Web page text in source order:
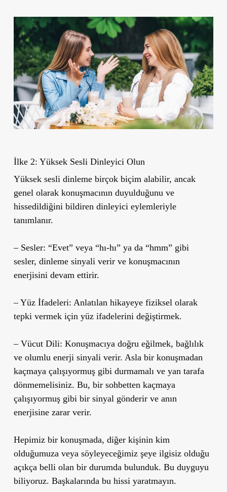
İlke 2: Yüksek Sesli Dinleyici Olun
Yüksek sesli dinleme birçok biçim alabilir, ancak
genel olarak konuşmacının duyulduğunu ve
hissedildiğini bildiren dinleyici eylemleriyle
tanımlanır.
– Sesler: “Evet” veya “hı-hı” ya da “hmm” gibi
sesler, dinleme sinyali verir ve konuşmacının
enerjisini devam ettirir.
– Yüz İfadeleri: Anlatılan hikayeye fiziksel olarak
tepki vermek için yüz ifadelerini değiştirmek.
– Vücut Dili: Konuşmacıya doğru eğilmek, bağlılık
ve olumlu enerji sinyali verir. Asla bir konuşmadan
kaçmaya çalışıyormuş gibi durmamalı ve yan tarafa
dönmemelisiniz. Bu, bir sohbetten kaçmaya
çalışıyormuş gibi bir sinyal gönderir ve anın
enerjisine zarar verir.
Hepimiz bir konuşmada, diğer kişinin kim
olduğumuza veya söyleyeceğimiz şeye ilgisiz olduğu
açıkça belli olan bir durumda bulunduk. Bu duyguyu
biliyoruz. Başkalarında bu hissi yaratmayın.